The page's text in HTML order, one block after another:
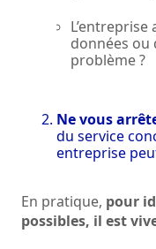
données ou
problème ?
Ne vous
du service
entreprise
En pratique, pour
possibles, il est